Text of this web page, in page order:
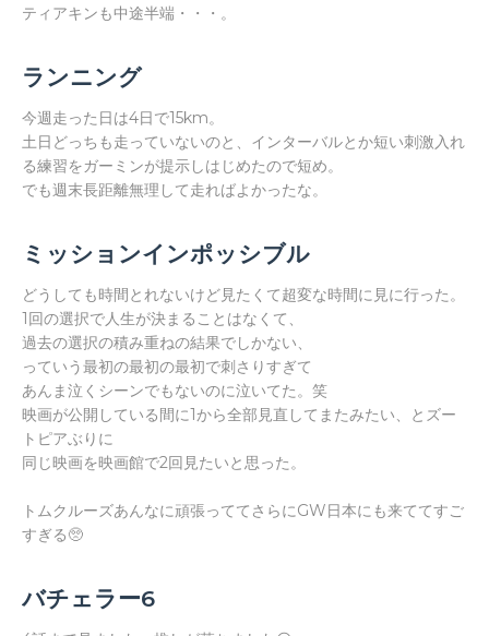
ティアキンも中途半端・・・。
ランニング
今週走った日は4日で15km。
土日どっちも走っていないのと、インターバルとか短い刺激入れ
る練習をガーミンが提示しはじめたので短め。
でも週末長距離無理して走ればよかったな。
ミッションインポッシブル
どうしても時間とれないけど見たくて超変な時間に見に行った。
1回の選択で人生が決まることはなくて、
過去の選択の積み重ねの結果でしかない、
っていう最初の最初の最初で刺さりすぎて
あんま泣くシーンでもないのに泣いてた。笑
映画が公開している間に1から全部見直してまたみたい、とズー
トピアぶりに
同じ映画を映画館で2回見たいと思った。
トムクルーズあんなに頑張っててさらにGW日本にも来ててすご
すぎる🥺
バチェラー6